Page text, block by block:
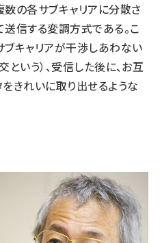
の各サブキャリアに分散さ
信する変調方式である。こ
ブキャリアが干渉しあわない
という）、受信した後に、お互
きれいに取り出せるような